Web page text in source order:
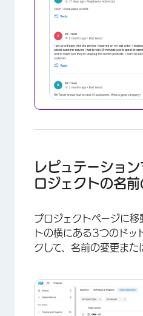
レピュテーショ
ロジェクトの名
プロジェクトページに移
トの横にある3つのドッ
クして、名前の変更また